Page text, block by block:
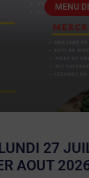
MENU
27
AOUT